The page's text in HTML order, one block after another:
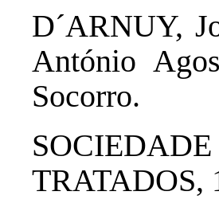
D´ARNUY,
António
Socorro.
TRATADOS,